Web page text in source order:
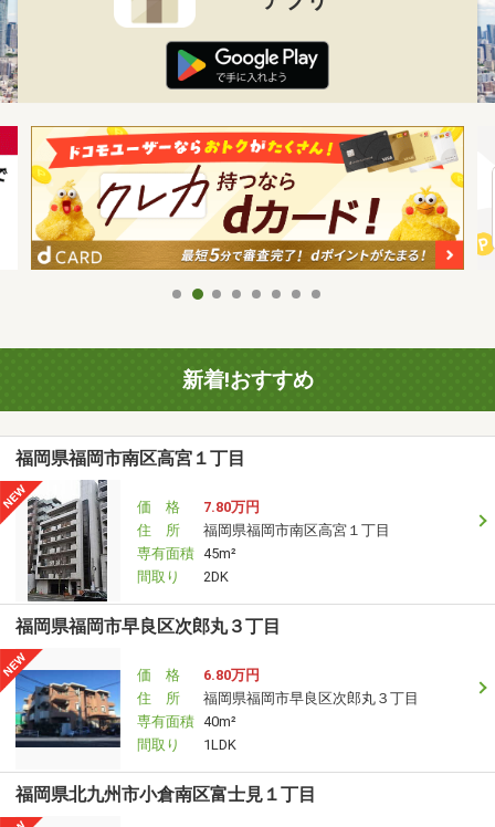
新着!おすすめ
福岡県福岡市南区高宮１丁目
価 格
7.80万円
住 所
福岡県福岡市南区高宮１丁目
専有面積 45m²
間取り
2DK
福岡県福岡市早良区次郎丸３丁目
価 格
6.80万円
住 所
福岡県福岡市早良区次郎丸３丁目
専有面積 40m²
間取り
1LDK
福岡県北九州市小倉南区富士見１丁目